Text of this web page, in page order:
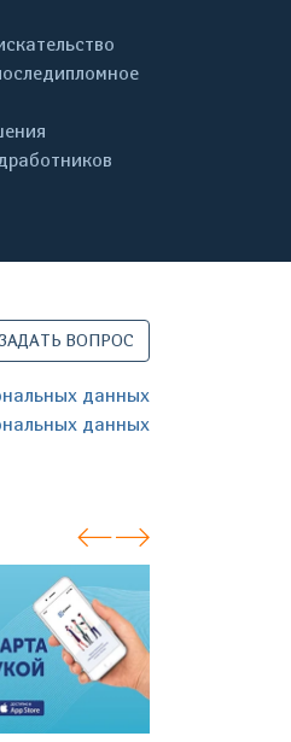
ЗАДАТЬ ВОПРОС
данных
данных